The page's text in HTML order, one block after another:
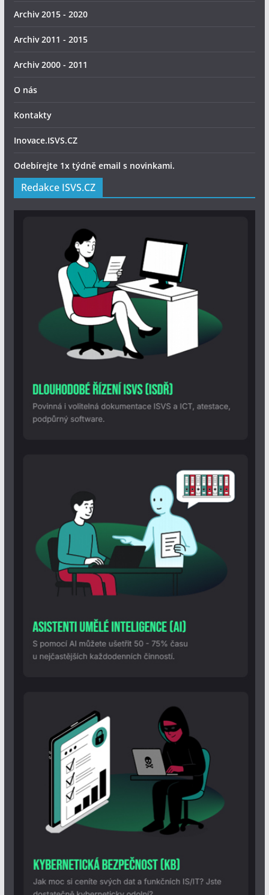
Archiv 2015 - 2020
Archiv 2011 - 2015
Archiv 2000 - 2011
O nás
Kontakty
Inovace.ISVS.CZ
Odebírejte 1x týdně email s novinkami.
Redakce ISVS.CZ